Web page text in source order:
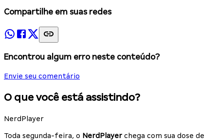
Compartilhe em suas redes
Encontrou algum erro neste conteúdo?
Envie seu comentário
O que você está assistindo?
NerdPlayer
Toda segunda-feira, o NerdPlayer chega com sua dose de